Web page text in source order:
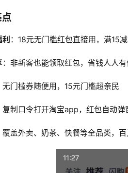
：18元无门槛红包直接用，满15
：非新客也能领取红包，省钱人人
无门槛券随便用，15元门槛超亲民
复制口令打开淘宝app，红包自动弹
覆盖外卖、奶茶、快餐等全品类，